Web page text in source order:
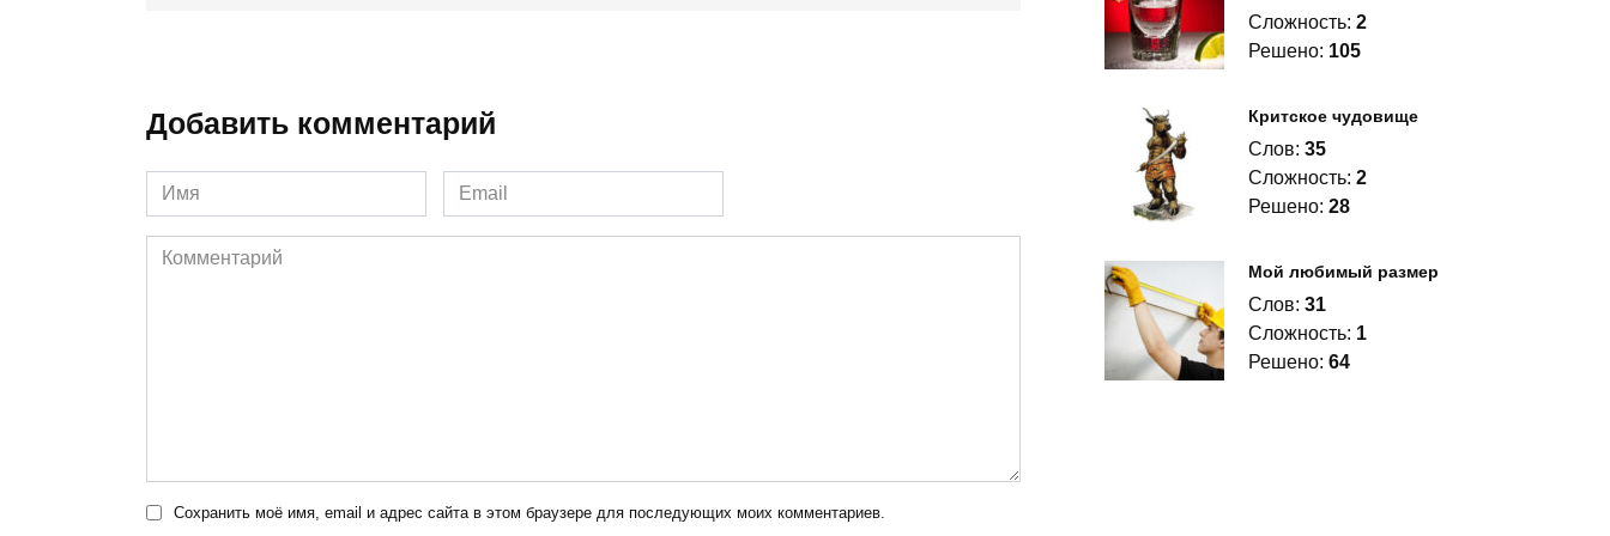
Добавить комментарий
Имя
*
Email
*
Комментарий
Сохранить моё имя, email и адрес сайта в этом браузере для последующих моих комментариев.
Сложность: 2
Решено: 105
Критское чудовище
Слов: 35
Сложность: 2
Решено: 28
Мой любимый размер
Слов: 31
Сложность: 1
Решено: 64